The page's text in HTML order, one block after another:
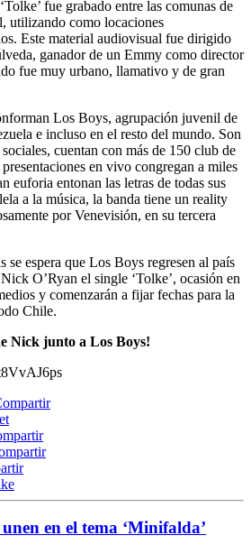
fue grabado entre las comunas de
utilizando como locaciones
Este material audiovisual fue dirigido
ganador de un Emmy como director
fue muy urbano, llamativo y de gran
Los Boys, agrupación juvenil de
e incluso en el resto del mundo. Son
cuentan con más de 150 club de
en vivo congregan a miles
euforia entonan las letras de todas sus
a la música, la banda tiene un reality
por Venevisión, en su tercera
se espera que Los Boys regresen al país
O’Ryan el single ‘Tolke’, ocasión en
y comenzarán a fijar fechas para la
Chile.
Nick junto a Los Boys!
en el tema ‘Minifalda’